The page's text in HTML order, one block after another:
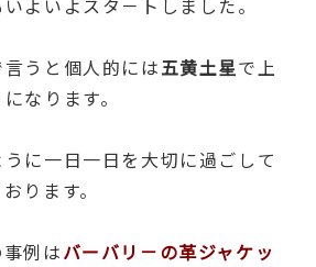
言うと個人的には五黄土星で上
なります。
に一日一日を大切に過ごして
ります。
例はバーバリ－の革ジャケッ